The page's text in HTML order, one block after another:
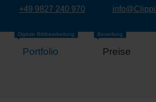
+49 9827 240 970
Portfolio
Digitale Bildbearbeitung
Preise
Bestellung